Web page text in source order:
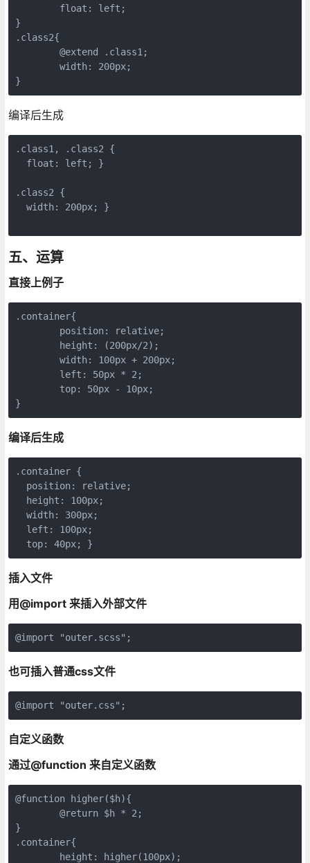
        float: left;
}
.class2{
        @extend .class1;
        width: 200px;
编译后生成
.class1, .class2 {
  float: left; }
.class2 {
  width: 200px; }
五、运算
直接上例子
.container{
        position: relative;
        height: (200px/2);
        width: 100px + 200px;
        left: 50px * 2;
        top: 50px - 10px;
编译后生成
.container {
  position: relative;
  height: 100px;
  width: 300px;
  left: 100px;
插入文件
用@import 来插入外部文件
也可插入普通css文件
自定义函数
通过@function 来自定义函数
@function higher($h){
        @return $h * 2;
}
.container{
        height: higher(100px);